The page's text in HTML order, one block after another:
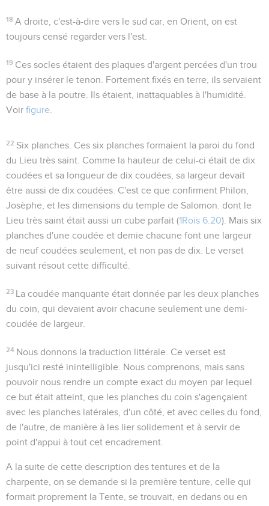
18 A droite , c'est-à-dire vers le sud car, en Orient, on est
toujours censé regarder vers l'est.
19 Ces socles étaient des plaques d'argent percées d'un trou
pour y insérer le tenon. Fortement fixés en terre, ils servaient
de base à la poutre. Ils étaient, inattaquables à l'humidité.
Voir figure
22 Six planches . Ces six planches formaient la paroi du fond
du Lieu très saint. Comme la hauteur de celui-ci était de dix
coudées et sa longueur de dix coudées, sa largeur devait
être aussi de dix coudées. C'est ce que confirment Philon,
Josèphe, et les dimensions du temple de Salomon. dont le
Lieu très saint était aussi un cube parfait (1Rois 6.20). Mais six
planches d'une coudée et demie chacune font une largeur
de neuf coudées seulement, et non pas de dix. Le verset
suivant résout cette difficulté.
23 La coudée manquante était donnée par les deux planches
du coin, qui devaient avoir chacune seulement une demi-
coudée de largeur.
24 Nous donnons la traduction littérale. Ce verset est
jusqu'ici resté inintelligible. Nous comprenons, mais sans
pouvoir nous rendre un compte exact du moyen par lequel
ce but était atteint, que les planches du coin s'agençaient
avec les planches latérales, d'un côté, et avec celles du fond,
de l'autre, de manière à les lier solidement et à servir de
point d'appui à tout cet encadrement.
A la suite de cette description des tentures et de la
charpente, on se demande si la première tenture, celle qui
formait proprement la Tente, se trouvait, en dedans ou en